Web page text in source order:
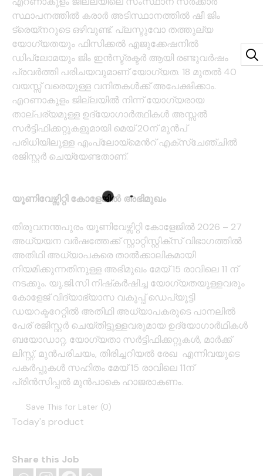
സ്ഥാപനത്തിൽ കരാർ അടിസ്ഥാനത്തിൽ ഷീ ജിം
ട്രെയ്നറുടെ ഒഴിവുണ്ട്. പ്ലസ്ടുവോ തത്തുല്യ
യോഗ്യതയും ഫിസിക്കൽ എജുക്കേഷനിൽ
ഡിപ്ലോമയും ജിം ഇൻസ്ട്രക്ടർ ആയി രണ്ടുവർഷം
പ്രവർത്തി പരിചയവുമാണ് യോഗ്യത. 18 മുതൽ 40
വയസ്സ് വരെയുള്ള വനിതകൾക്ക് അപേക്ഷിക്കാം.
എറണാകുളം ജില്ലയിൽ നിന്ന് യോഗ്യരായ
താല്പര്യമുള്ള ഉദ്യോഗാർത്ഥികൾ അസ്സൽ
സർട്ടിഫിക്കറ്റുകളുമായി മെയ് 20ന് മുൻപ്
പരിധിയിലുള്ള എംപ്ലോയ്മെൻറ് എക്സ്ചേഞ്ചിൽ
രജിസ്റ്റർ ചെയ്യേണ്ടതാണ്.
യൂണിവേഴ്സിറ്റി കോളേജിൽ അഭിമുഖം
തിരുവനന്തപുരം യൂണിവേഴ്സിറ്റി കോളേജിൽ 2026 – 27
അധ്യയന വർഷത്തേക്ക് സ്റ്റാറ്റിസ്റ്റിക്‌സ് വിഭാഗത്തിൽ
അതിഥി അധ്യാപകരെ താൽക്കാലികമായി
നിയമിക്കുന്നതിനുള്ള അഭിമുഖം മേയ് 15 രാവിലെ 11 ന്
നടക്കും. യു.ജി.സി നിഷ്‌കർഷിച്ച യോഗ്യതയുള്ളവരും
കോളേജ് വിദ്യാഭ്യാസ വകുപ്പ് ഡെപ്യൂട്ടി
ഡയറക്ടറേറ്റിൽ അതിഥി അധ്യാപകരുടെ പാനലിൽ
പേര് രജിസ്റ്റർ ചെയ്തിട്ടുള്ളവരുമായ ഉദ്യോഗാർഥികൾ
ബയോഡാറ്റ, യോഗ്യതാ സർട്ടിഫിക്കറ്റുകൾ, മാർക്ക്
ലിസ്റ്റ്, മുൻപരിചയം, തിരിച്ചറിയൽ രേഖ എന്നിവയുടെ
പകർപ്പുകൾ സഹിതം മേയ് 15 രാവിലെ 11ന്
പ്രിൻസിപ്പൽ മുൻപാകെ ഹാജരാകണം.
Save This for Later (0)
Today's product
Share this Job